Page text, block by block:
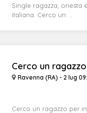
Single ragazza, onesta
italiana. Cerco un ...
Cerco un
Ravenna (RA) - 2 lug
Cerco un ragazzo per